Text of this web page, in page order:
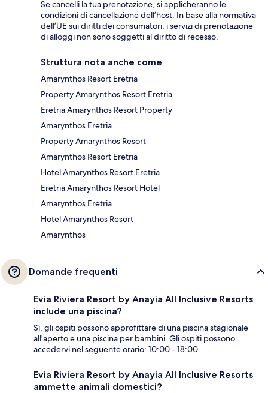
Se cancelli la tua prenotazione, si applicheranno le
condizioni di cancellazione dell’host. In base alla normativa
dell’UE sui diritti dei consumatori, i servizi di prenotazione
di alloggi non sono soggetti al diritto di recesso.
Struttura nota anche come
Amarynthos Resort Eretria
Property Amarynthos Resort Eretria
Eretria Amarynthos Resort Property
Amarynthos Eretria
Property Amarynthos Resort
Amarynthos Resort Eretria
Hotel Amarynthos Resort Eretria
Eretria Amarynthos Resort Hotel
Amarynthos Eretria
Hotel Amarynthos Resort
Amarynthos
Domande frequenti
Evia Riviera Resort by Anayia All Inclusive Resorts
include una piscina?
Sì, gli ospiti possono approfittare di una piscina stagionale
all'aperto e una piscina per bambini. Gli ospiti possono
accedervi nel seguente orario: 10:00 - 18:00.
Evia Riviera Resort by Anayia All Inclusive Resorts
ammette animali domestici?